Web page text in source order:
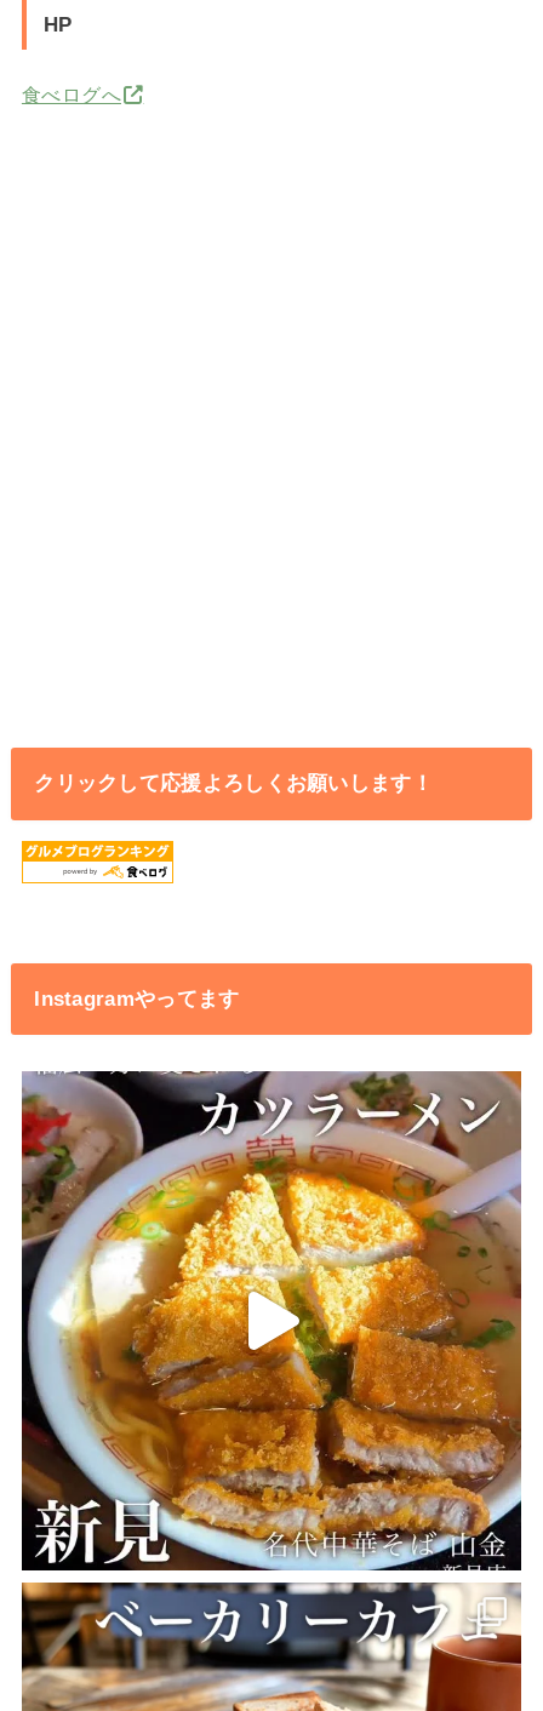
HP
食べログへ
クリックして応援よろしくお願いします！
Instagramやってます